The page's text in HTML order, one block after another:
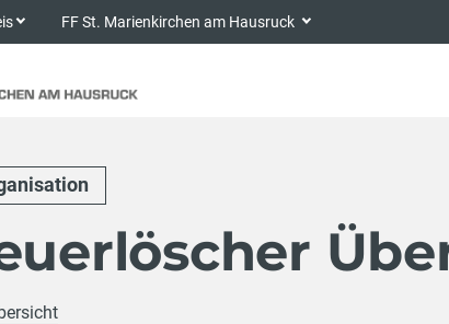
FF St. Marienkirchen am Hausruck